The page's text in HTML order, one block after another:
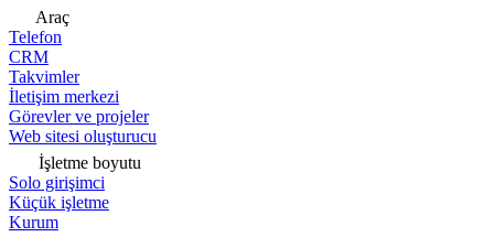
Araç
Telefon
CRM
Takvimler
İletişim merkezi
Görevler ve projeler
Web sitesi oluşturucu
İşletme boyutu
Solo girişimci
Küçük işletme
Kurum